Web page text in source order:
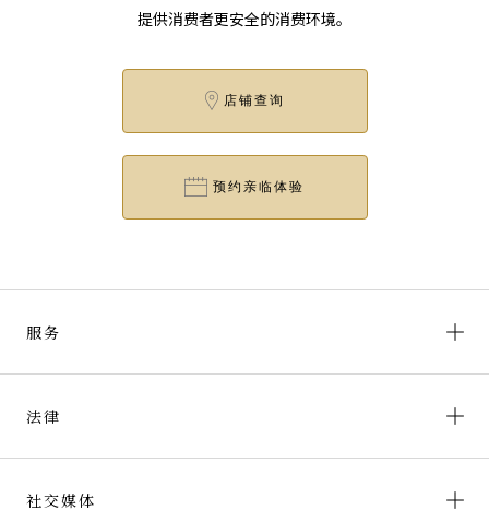
提供消费者更安全的消费环境。
店铺查询
预约亲临体验
服务
法律
社交媒体